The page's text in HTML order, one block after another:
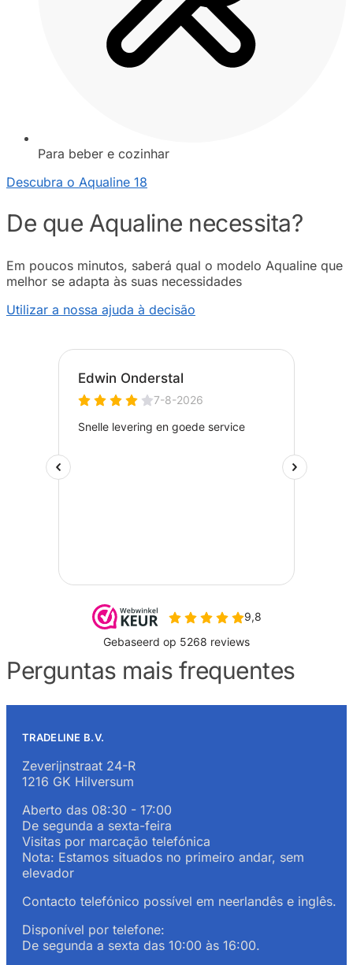
Para beber e cozinhar
Descubra o Aqualine 18
De que Aqualine necessita?
Em poucos minutos, saberá qual o modelo Aqualine que
melhor se adapta às suas necessidades
Utilizar a nossa ajuda à decisão
Perguntas mais frequentes
TRADELINE B.V.
Zeverijnstraat 24-R
1216 GK Hilversum
Aberto das 08:30 - 17:00
De segunda a sexta-feira
Visitas por marcação telefónica
Nota: Estamos situados no primeiro andar, sem
elevador
Contacto telefónico possível em neerlandês e inglês.
Disponível por telefone:
De segunda a sexta das 10:00 às 16:00.